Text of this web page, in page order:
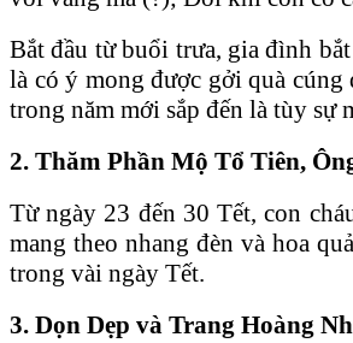
Bắt đầu từ buổi trưa, gia đình
là có ý mong được gởi quà
trong năm mới sắp đến là tùy sự
2. Thăm Phần Mộ Tổ Tiên,
Từ ngày 23 đến 30 Tết, con
mang theo nhang đèn và hoa
trong vài ngày Tết.
3. Dọn Dẹp và Trang Hoàng